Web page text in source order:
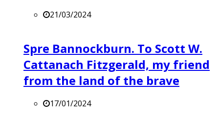
21/03/2024
Spre Bannockburn. To Scott W.
Cattanach Fitzgerald, my friend
from the land of the brave
17/01/2024